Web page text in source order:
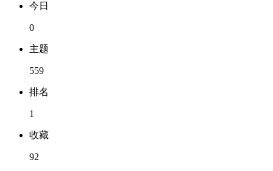
今日
0
主题
559
排名
1
收藏
92